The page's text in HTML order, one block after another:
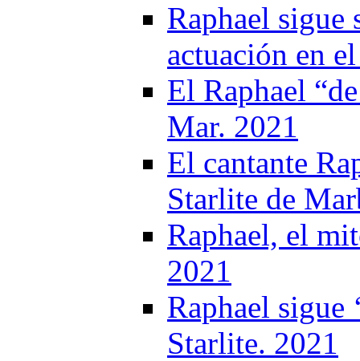
Raphael sigue
actuación en
El Raphael
Mar. 2021
El cantante
Starlite de
Raphael, el
2021
Raphael sigue
Starlite. 2021